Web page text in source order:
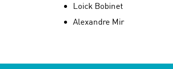
Loick Bobinet
Alexandre Mir